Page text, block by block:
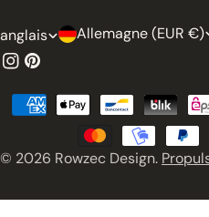
L
a
n
u
anglais P
y
s
/
Allemagne (EUR €)
Instagram
Pinterest
© 2026 Rowzec Design.
Modes
paiement